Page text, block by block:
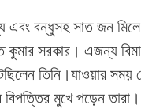
এবং বন্ধুসহ সাত জন
কুমার সরকার। এজন্য
তিনি।যাওয়ার
বিপত্তির মুখে পড়েন